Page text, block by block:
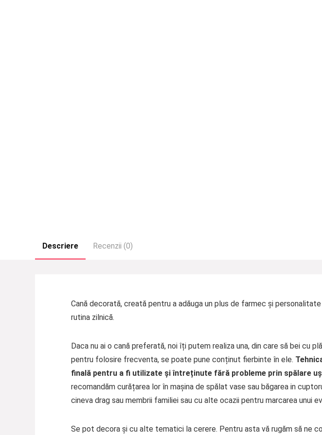
Descriere Recenzii (0)
Cană decorată, creată pentru a adăuga un plus de farmec și
rutina zilnică.
Daca nu ai o cană preferată, noi îți putem realiza una, din care să bei
pentru folosire frecventa, se poate pune conținut fierbinte în ele.
finală pentru a fi utilizate și întreținute fără probleme prin spălare
recomandăm curățarea lor în mașina de spălat vase sau băgarea in
cineva drag sau membrii familiei sau cu alte ocazii pentru marcarea unui
Se pot decora și cu alte tematici la cerere. Pentru asta vă rugăm să ne